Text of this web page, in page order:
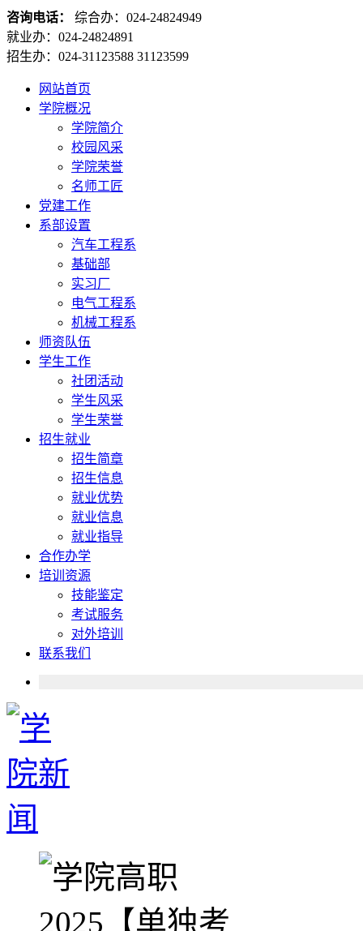
咨询电话：
综合办：024-24824949
就业办：024-24824891
招生办：024-31123588 31123599
网站首页
学院概况
学院简介
校园风采
学院荣誉
名师工匠
党建工作
系部设置
汽车工程系
基础部
实习厂
电气工程系
机械工程系
师资队伍
学生工作
社团活动
学生风采
学生荣誉
招生就业
招生简章
招生信息
就业优势
就业信息
就业指导
合作办学
培训资源
技能鉴定
考试服务
对外培训
联系我们